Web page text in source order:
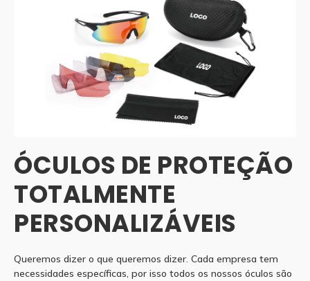
ÓCULOS DE PROTEÇÃO
TOTALMENTE
PERSONALIZÁVEIS
Queremos dizer o que queremos dizer. Cada empresa tem
necessidades específicas, por isso todos os nossos óculos são